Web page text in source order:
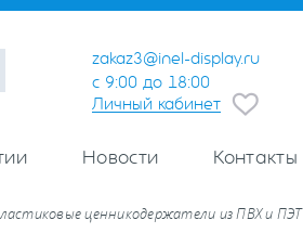
zakaz3@inel-display.ru
с 9:00 до 18:00
Личный кабинет
Новости Контакты
ценникодержатели из ПВХ и ПЭТ